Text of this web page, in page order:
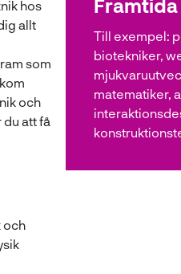
hos
allt
som
och
att få
och
Till exempel:
biotekniker,
matematiker,